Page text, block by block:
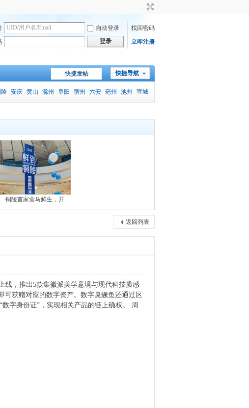
自动登录
找回密码
登录 立即注册
快捷导航
快捷发帖
安庆 黄山 滁州 阜阳 宿州 六安 亳州 池州 宣城
铜陵首家盒马鲜生，开
返回列表
线，推出5款集徽派美学意境与现代科技质感
可获赠对应的数字资产。数字臭鳜鱼还通过区
字身份证”，实现相关产品的链上确权。·周